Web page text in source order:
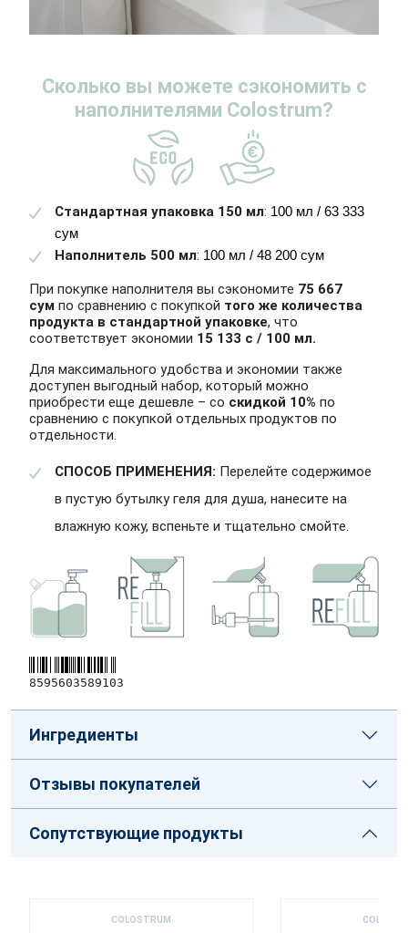
Сколько вы можете сэкономить с
наполнителями Colostrum?
Стандартная упаковка 150 мл: 100 мл / 63 333
сум
Наполнитель 500 мл: 100 мл / 48 200 сум
При покупке наполнителя вы сэкономите 75 667
сум по сравнению с покупкой того же количества
продукта в стандартной упаковке, что
соответствует экономии 15 133 c / 100 мл.
Для максимального удобства и экономии также
доступен выгодный набор, который можно
приобрести еще дешевле – со скидкой 10% по
сравнению с покупкой отдельных продуктов по
отдельности.
СПОСОБ ПРИМЕНЕНИЯ: Перелейте содержимое
в пустую бутылку геля для душа, нанесите на
влажную кожу, вспеньте и тщательно смойте.
8595603589103
Ингредиенты
Отзывы покупателей
Сопутствующие продукты
COLOSTRUM